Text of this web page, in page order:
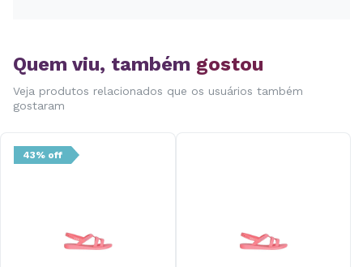
Quem viu, também gostou
Veja produtos relacionados que os usuários também
gostaram
43% off